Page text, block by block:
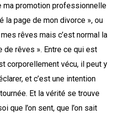
ma promotion professionnelle
la page de mon divorce », ou
rêves mais c’est normal la
rêves ». Entre ce qui est
corporellement vécu, il peut y
et c’est une intention
Et la vérité se trouve
que l’on sent, que l’on sait